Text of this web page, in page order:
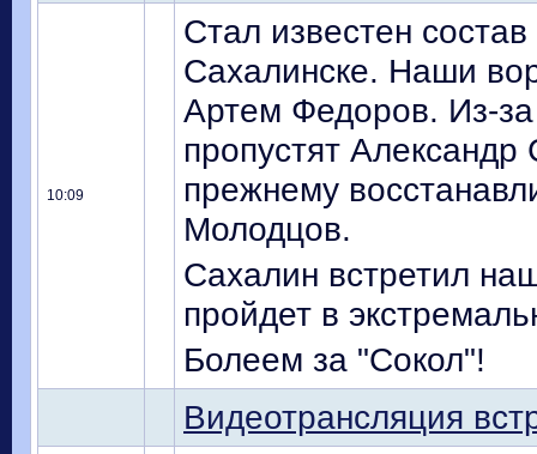
10:09
Стал известен
Сахалинске. Наши
Артем Федоров. Из-
пропустят
прежнему
Молодцов.
Сахалин встретил
пройдет в
Болеем за "Сокол"!
Видеотрансляция